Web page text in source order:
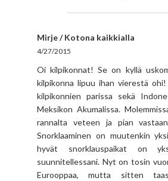
Mirje / Kotona kaikkialla
4/27/2015
Oi kilpikonnat! Se on kyllä
kilpikonna lipuu ihan vierestä
kilpikonnien parissa sekä
Meksikon Akumalissa.
rannalta veteen ja pian
Snorklaaminen on muutenkin
hyvät snorklauspaikat on
suunnitellessani. Nyt on tosin
Eurooppaa, mutta sitten